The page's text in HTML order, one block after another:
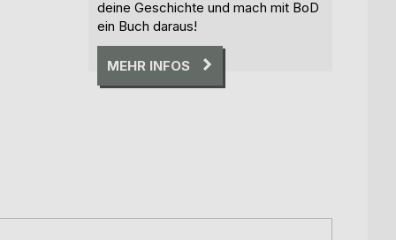
deine Geschichte und mach mit BoD
ein Buch daraus!
MEHR INFOS